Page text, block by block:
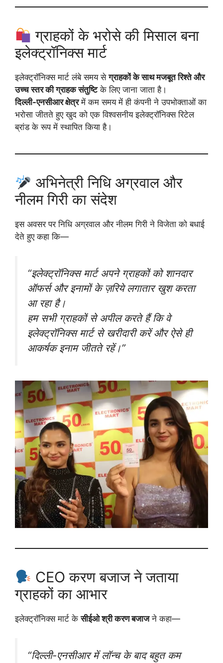
ग्राहकों के भरोसे की मिसाल बना
इलेक्ट्रॉनिक्स मार्ट
इलेक्ट्रॉनिक्स मार्ट लंबे समय सेग्राहकों के साथ मजबूत रिश्ते और
उच्च स्तर की ग्राहक संतुष्टिके लिए जाना जाता है।
दिल्ली-एनसीआर क्षेत्रमें कम समय में ही कंपनी ने उपभोक्ताओं का
भरोसा जीतते हुए खुद को एक विश्वसनीय इलेक्ट्रॉनिक्स रिटेल
ब्रांड के रूप में स्थापित किया है।
अभिनेत्री निधि अग्रवाल और
नीलम गिरी का संदेश
इस अवसर पर निधि अग्रवाल और नीलम गिरी ने विजेता को बधाई
देते हुए कहा कि—
“इलेक्ट्रॉनिक्स मार्ट अपने ग्राहकों को शानदार
ऑफर्स और इनामों के ज़रिये लगातार खुश करता
आ रहा है।
हम सभी ग्राहकों से अपील करते हैं कि वे
इलेक्ट्रॉनिक्स मार्ट से खरीदारी करें और ऐसे ही
आकर्षक इनाम जीतते रहें।”
CEO करण बजाज ने जताया
ग्राहकों का आभार
इलेक्ट्रॉनिक्स मार्ट केसीईओ श्री करण बजाजने कहा—
“दिल्ली-एनसीआर में लॉन्च के बाद बहुत कम